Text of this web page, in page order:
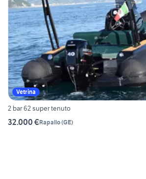
Vetrina
2 bar 62 super tenuto
32.000 €Rapallo(GE)